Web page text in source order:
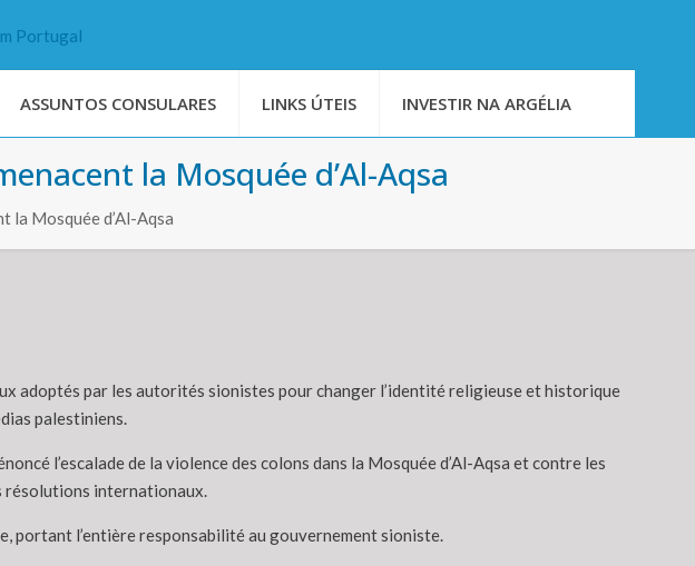
ASSUNTOS CONSULARES LINKS ÚTEIS INVESTIR NA ARGÉLIA
la Mosquée d’Al-Aqsa
la Mosquée d’Al-Aqsa
adoptés par les autorités sionistes pour changer l’identité religieuse et historique
palestiniens.
l’escalade de la violence des colons dans la Mosquée d’Al-Aqsa et contre les
résolutions internationaux.
portant l’entière responsabilité au gouvernement sioniste.